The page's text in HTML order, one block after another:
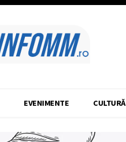
EVENIMENTE CULTURĂ